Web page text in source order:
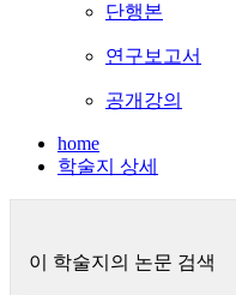
단행본
연구보고서
공개강의
home
학술지 상세
이 학술지의 논문 검색